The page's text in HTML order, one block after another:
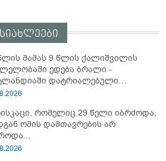
მამას 9 წლის ქალიშვილის
ედება ბრალი -
დატრიალებული
დეტალები
რომელიც 29 წელი იბრძოდა,
ომის დამთავრების არ